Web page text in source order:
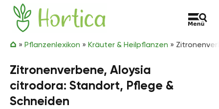
Zum Inhalt springen
Hortica
» Pflanzenlexikon » Kräuter & Heilpflanzen »
Zitronenverbene, Aloysia
citrodora: Standort, Pflege &
Schneiden